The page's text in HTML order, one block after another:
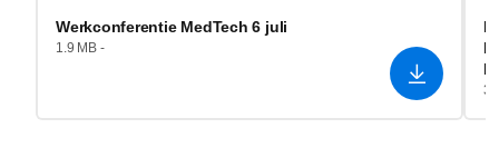
Werkconferentie MedTech 6 juli
1.9 MB -